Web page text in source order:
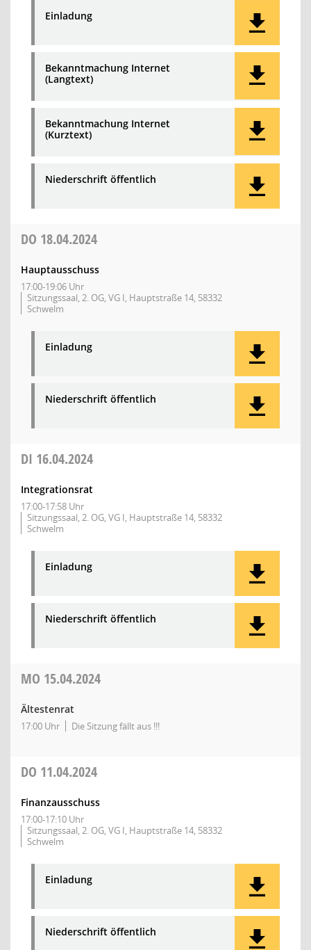
Einladung
Bekanntmachung Internet
(Langtext)
Bekanntmachung Internet
(Kurztext)
Niederschrift öffentlich
DO 18.04.2024
Hauptausschuss
17:00-19:06 Uhr
Sitzungssaal, 2. OG, VG I, Hauptstraße 14, 58332
Schwelm
Einladung
Niederschrift öffentlich
DI 16.04.2024
Integrationsrat
17:00-17:58 Uhr
Sitzungssaal, 2. OG, VG I, Hauptstraße 14, 58332
Schwelm
Einladung
Niederschrift öffentlich
MO 15.04.2024
Ältestenrat
17:00 Uhr Die Sitzung fällt aus !!!
DO 11.04.2024
Finanzausschuss
17:00-17:10 Uhr
Sitzungssaal, 2. OG, VG I, Hauptstraße 14, 58332
Schwelm
Einladung
Niederschrift öffentlich